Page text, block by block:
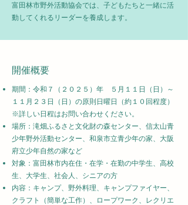
富田林市野外活動協会では、子どもたちと一緒に活
動してくれるリーダーを養成します。
開催概要
期間：令和７（２０２５）年 ５月１１日（日）～
１１月２３日（日）の原則日曜日（約１０回程度）
※詳しい日程はお問い合わせください。
場所：滝畑ふるさと文化財の森センター、信太山青
少年野外活動センター、和泉市立青少年の家、大阪
府立少年自然の家など
対象：富田林市内在住・在学・在勤の中学生、高校
生、大学生、社会人、シニアの方
内容：キャンプ、野外料理、キャンプファイヤー、
クラフト（簡単な工作）、ロープワーク、レクリエ